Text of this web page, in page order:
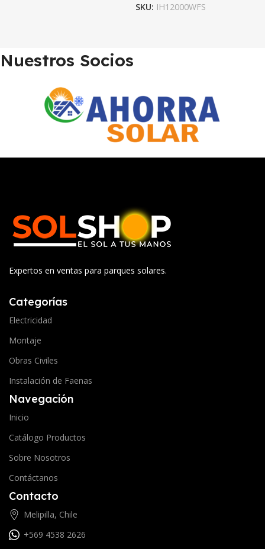
SKU: IH12000WFS
Nuestros Socios
Expertos en ventas para parques solares.
Categorías
Electricidad
Montaje
Obras Civiles
Instalación de Faenas
Navegación
Inicio
Catálogo Productos
Sobre Nosotros
Contáctanos
Contacto
Melipilla, Chile
+569 4538 2626